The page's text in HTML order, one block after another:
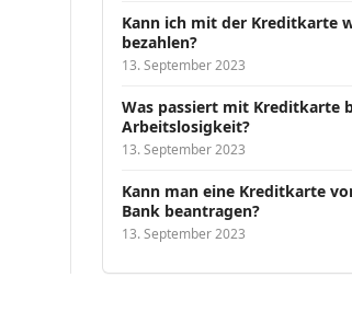
Kann ich mit der Kreditkarte
bezahlen?
13. September 2023
Was passiert mit Kreditkarte
Arbeitslosigkeit?
13. September 2023
Kann man eine Kreditkarte
Bank beantragen?
13. September 2023